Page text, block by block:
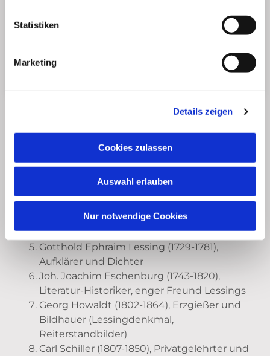
Statistiken
Marketing
Details zeigen
Cookies zulassen
Auswahl erlauben
Nur notwendige Cookies
Friedrich Gerstäcker (1816-1872), Schriftsteller
Friedrich Ritter von Voigtländer (1812-1878),
Fabrikant optischer Geräte
(u.a. „Braunschweiger Zeitung“)
Johannes Jacob Selenka (1801-1871),
Hofbuchbindermeister und
Handwerksinteressenvertreter
Gotthold Ephraim Lessing (1729-1781),
Aufklärer und Dichter
Joh. Joachim Eschenburg (1743-1820),
Literatur-Historiker, enger Freund Lessings
Georg Howaldt (1802-1864), Erzgießer und
Bildhauer (Lessingdenkmal,
Reiterstandbilder)
Carl Schiller (1807-1850), Privatgelehrter und